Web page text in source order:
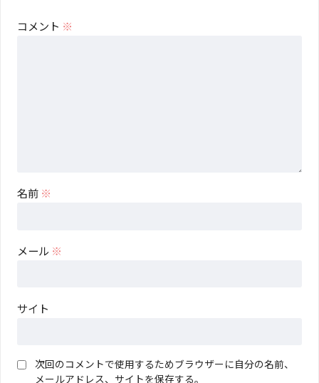
コメント ※
名前 ※
メール ※
サイト
次回のコメントで使用するためブラウザーに自分の名前、
メールアドレス、サイトを保存する。